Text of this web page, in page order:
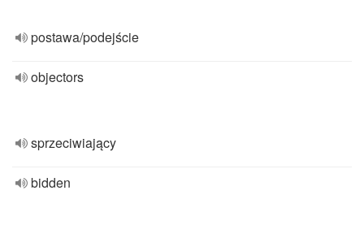
postawa/podejście
objectors
sprzeciwiający
bidden